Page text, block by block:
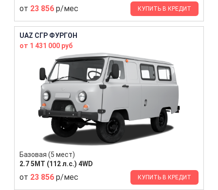
от 23 856 р/мес КУПИТЬ В КРЕДИТ
UAZ СГР ФУРГОН
от 1 431 000 руб
Базовая (5 мест)
2.7 5MT (112 л.с.) 4WD
от 23 856 р/мес КУПИТЬ В КРЕДИТ